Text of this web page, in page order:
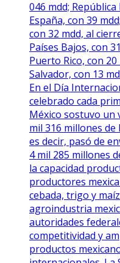
046 mdd;
España, con 39
con 32 mdd, al
Países Bajos, con
Puerto Rico, con
Salvador, con 13
En el Día
celebrado cada
México sostuvo un
mil 316 millones
es decir, pasó de
4 mil 285 millones
la capacidad
productores
cebada, trigo y
agroindustria
autoridades
competitividad y
productos